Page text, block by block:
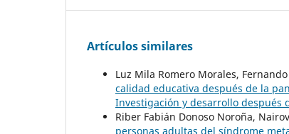
Artículos similares
Luz Mila Romero Morales,
calidad educativa después de la
Investigación y desarrollo después
Riber Fabián Donoso Noroña,
personas adultas del síndrome